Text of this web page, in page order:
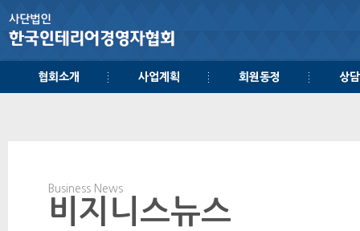
협회소개 사업계획 회원동정 상
Business News
비지니스뉴스